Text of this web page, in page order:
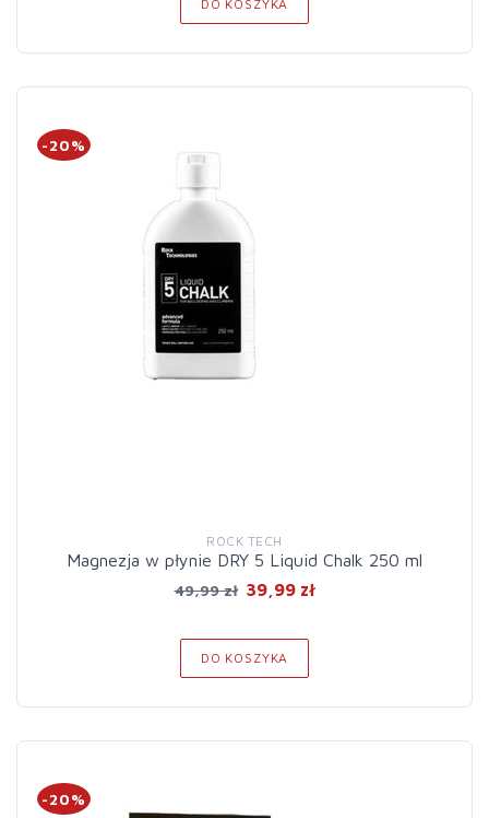
DO KOSZYKA
-20%
ROCK TECH
Magnezja w płynie DRY 5 Liquid Chalk 250 ml
49,99 zł 39,99 zł
DO KOSZYKA
-20%